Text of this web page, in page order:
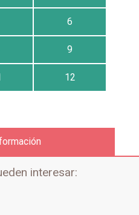
6
9
12
interesar: